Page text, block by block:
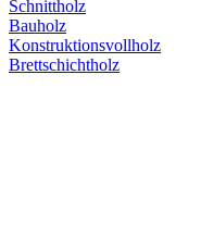
Schnittholz
Bauholz
Konstruktionsvollholz
Brettschichtholz